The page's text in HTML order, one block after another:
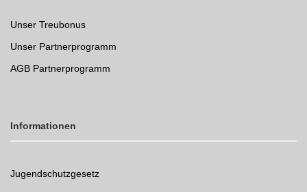
Unser Treubonus
Unser Partnerprogramm
AGB Partnerprogramm
Informationen
Jugendschutzgesetz